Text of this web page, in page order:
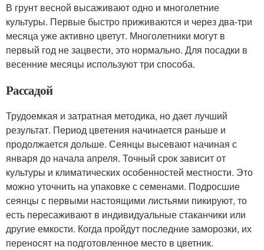
В грунт весной высаживают одно и многолетние
культуры. Первые быстро приживаются и через два-три
месяца уже активно цветут. Многолетники могут в
первый год не зацвести, это нормально. Для посадки в
весенние месяцы используют три способа.
Рассадой
Трудоемкая и затратная методика, но дает лучший
результат. Период цветения начинается раньше и
продолжается дольше. Сеянцы высевают начиная с
января до начала апреля. Точный срок зависит от
культуры и климатических особенностей местности. Это
можно уточнить на упаковке с семенами. Подросшие
сеянцы с первыми настоящими листьями пикируют, то
есть пересаживают в индивидуальные стаканчики или
другие емкости. Когда пройдут последние заморозки, их
переносят на подготовленное место в цветник.